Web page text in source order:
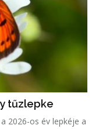
tűzlepke
2026-os év lepkéje a